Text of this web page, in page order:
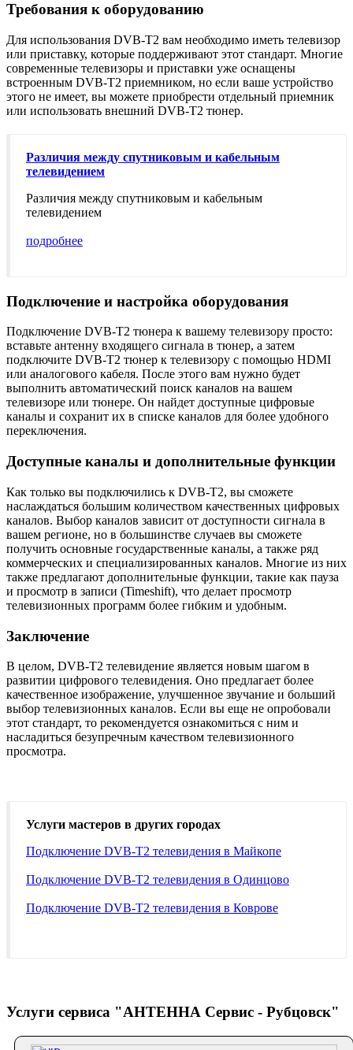
Требования к оборудованию
Для использования DVB-T2 вам необходимо иметь телевизор
или приставку, которые поддерживают этот стандарт. Многие
современные телевизоры и приставки уже оснащены
встроенным DVB-T2 приемником, но если ваше устройство
этого не имеет, вы можете приобрести отдельный приемник
или использовать внешний DVB-T2 тюнер.
Различия между спутниковым и кабельным
телевидением
Различия между спутниковым и кабельным
телевидением
подробнее
Подключение и настройка оборудования
Подключение DVB-T2 тюнера к вашему телевизору просто:
вставьте антенну входящего сигнала в тюнер, а затем
подключите DVB-T2 тюнер к телевизору с помощью HDMI
или аналогового кабеля. После этого вам нужно будет
выполнить автоматический поиск каналов на вашем
телевизоре или тюнере. Он найдет доступные цифровые
каналы и сохранит их в списке каналов для более удобного
переключения.
Доступные каналы и дополнительные функции
Как только вы подключились к DVB-T2, вы сможете
наслаждаться большим количеством качественных цифровых
каналов. Выбор каналов зависит от доступности сигнала в
вашем регионе, но в большинстве случаев вы сможете
получить основные государственные каналы, а также ряд
коммерческих и специализированных каналов. Многие из них
также предлагают дополнительные функции, такие как пауза
и просмотр в записи (Timeshift), что делает просмотр
телевизионных программ более гибким и удобным.
Заключение
В целом, DVB-T2 телевидение является новым шагом в
развитии цифрового телевидения. Оно предлагает более
качественное изображение, улучшенное звучание и больший
выбор телевизионных каналов. Если вы еще не опробовали
этот стандарт, то рекомендуется ознакомиться с ним и
насладиться безупречным качеством телевизионного
просмотра.
Услуги мастеров в других городах
Подключение DVB-T2 телевидения в Майкопе
Подключение DVB-T2 телевидения в Одинцово
Подключение DVB-T2 телевидения в Коврове
Услуги сервиса "АНТЕННА Сервис - Рубцовск"